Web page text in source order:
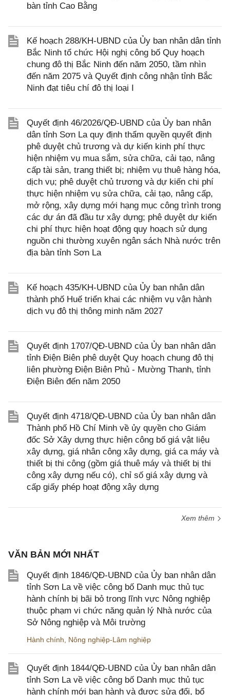
bàn tỉnh Cao Bằng
Kế hoạch 288/KH-UBND của Ủy ban nhân dân tỉnh
Bắc Ninh tổ chức Hội nghị công bố Quy hoạch
chung đô thị Bắc Ninh đến năm 2050, tầm nhìn
đến năm 2075 và Quyết định công nhận tỉnh Bắc
Ninh đạt tiêu chí đô thị loại I
Quyết định 46/2026/QĐ-UBND của Ủy ban nhân
dân tỉnh Sơn La quy định thẩm quyền quyết định
phê duyệt chủ trương và dự kiến kinh phí thực
hiện nhiệm vụ mua sắm, sửa chữa, cải tạo, nâng
cấp tài sản, trang thiết bị; nhiệm vụ thuê hàng hóa,
dịch vụ; phê duyệt chủ trương và dự kiến chi phí
thực hiện nhiệm vụ sửa chữa, cải tạo, nâng cấp,
mở rộng, xây dựng mới hạng mục công trình trong
các dự án đã đầu tư xây dựng; phê duyệt dự kiến
chi phí thực hiện hoạt động quy hoạch sử dụng
nguồn chi thường xuyên ngân sách Nhà nước trên
địa bàn tỉnh Sơn La
Kế hoạch 435/KH-UBND của Ủy ban nhân dân
thành phố Huế triển khai các nhiệm vụ vận hành
dịch vụ đô thị thông minh năm 2027
Quyết định 1707/QĐ-UBND của Ủy ban nhân dân
tỉnh Điện Biên phê duyệt Quy hoạch chung đô thị
liên phường Điện Biên Phủ - Mường Thanh, tỉnh
Điện Biên đến năm 2050
Quyết định 4718/QĐ-UBND của Ủy ban nhân dân
Thành phố Hồ Chí Minh về ủy quyền cho Giám
đốc Sở Xây dựng thực hiện công bố giá vật liệu
xây dựng, giá nhân công xây dựng, giá ca máy và
thiết bị thi công (gồm giá thuê máy và thiết bị thi
công xây dựng nếu có), chỉ số giá xây dựng và
cấp giấy phép hoạt động xây dựng
Xem thêm
VĂN BẢN MỚI NHẤT
Quyết định 1846/QĐ-UBND của Ủy ban nhân dân
tỉnh Sơn La về việc công bố Danh mục thủ tục
hành chính bị bãi bỏ trong lĩnh vực Nông nghiệp
thuộc phạm vi chức năng quản lý Nhà nước của
Sở Nông nghiệp và Môi trường
Hành chính Nông nghiệp-Lâm nghiệp
Quyết định 1844/QĐ-UBND của Ủy ban nhân dân
tỉnh Sơn La về việc công bố Danh mục thủ tục
hành chính mới ban hành và được sửa đổi, bổ